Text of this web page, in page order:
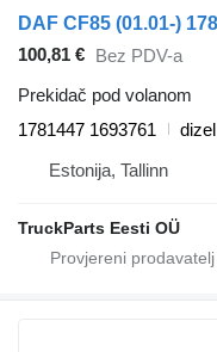
100,81 € Bez PDV-a
Prekidač pod volanom
1781447 1693761
dizel
Estonija, Tallinn
TruckParts Eesti OÜ